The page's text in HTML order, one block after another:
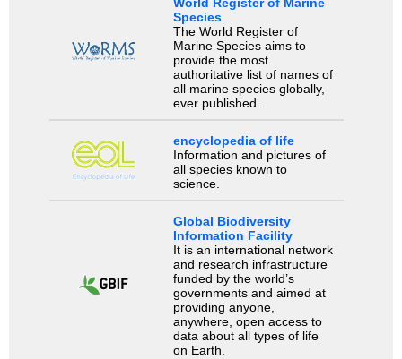
Species
The World Register of
Marine Species aims to
provide the most
authoritative list of names of
all marine species globally,
ever published.
encyclopedia of life
Information and pictures of
all species known to
science.
Global Biodiversity
Information Facility
It is an international network
and research infrastructure
funded by the world’s
governments and aimed at
providing anyone,
anywhere, open access to
data about all types of life
on Earth.